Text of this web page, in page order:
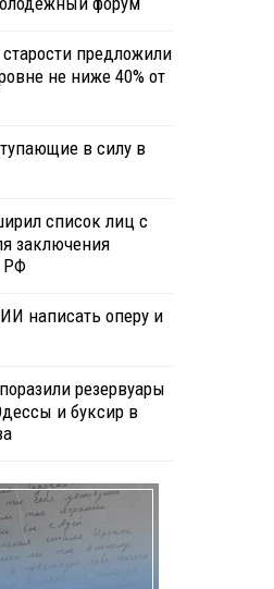
предложили
не ниже 40% от
в силу в
список лиц с
заключения
РФ
написать оперу и
резервуары
и буксир в